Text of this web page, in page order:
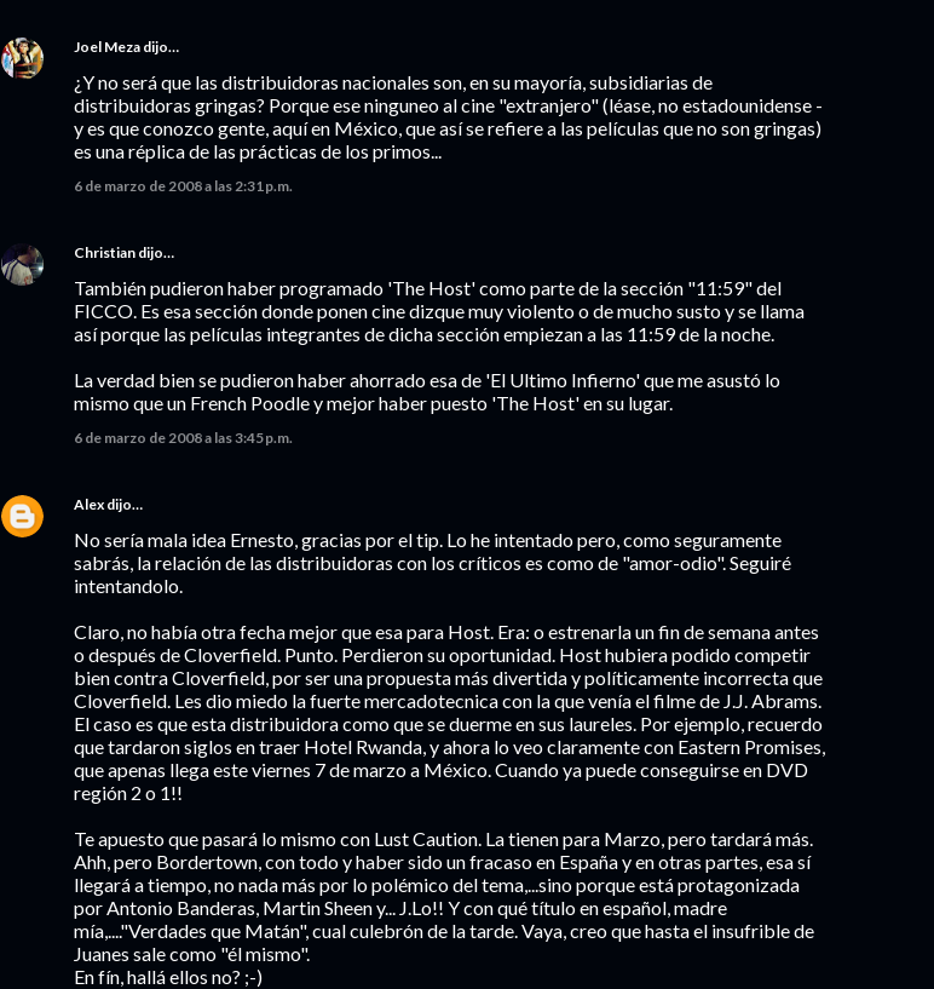
Joel Meza dijo…
¿Y no será que las distribuidoras nacionales son, en su mayoría, subsidiarias de
distribuidoras gringas? Porque ese ninguneo al cine "extranjero" (léase, no estadounidense -
y es que conozco gente, aquí en México, que así se refiere a las películas que no son gringas)
es una réplica de las prácticas de los primos...
6 de marzo de 2008 a las 2:31 p.m.
Christian dijo…
También pudieron haber programado 'The Host' como parte de la sección "11:59" del
FICCO. Es esa sección donde ponen cine dizque muy violento o de mucho susto y se llama
así porque las películas integrantes de dicha sección empiezan a las 11:59 de la noche.
La verdad bien se pudieron haber ahorrado esa de 'El Ultimo Infierno' que me asustó lo
mismo que un French Poodle y mejor haber puesto 'The Host' en su lugar.
6 de marzo de 2008 a las 3:45 p.m.
Alex dijo…
No sería mala idea Ernesto, gracias por el tip. Lo he intentado pero, como seguramente
sabrás, la relación de las distribuidoras con los críticos es como de "amor-odio". Seguiré
intentandolo.
Claro, no había otra fecha mejor que esa para Host. Era: o estrenarla un fin de semana antes
o después de Cloverfield. Punto. Perdieron su oportunidad. Host hubiera podido competir
bien contra Cloverfield, por ser una propuesta más divertida y políticamente incorrecta que
Cloverfield. Les dio miedo la fuerte mercadotecnica con la que venía el filme de J.J. Abrams.
El caso es que esta distribuidora como que se duerme en sus laureles. Por ejemplo, recuerdo
que tardaron siglos en traer Hotel Rwanda, y ahora lo veo claramente con Eastern Promises,
que apenas llega este viernes 7 de marzo a México. Cuando ya puede conseguirse en DVD
región 2 o 1!!
Te apuesto que pasará lo mismo con Lust Caution. La tienen para Marzo, pero tardará más.
Ahh, pero Bordertown, con todo y haber sido un fracaso en España y en otras partes, esa sí
llegará a tiempo, no nada más por lo polémico del tema,...sino porque está protagonizada
por Antonio Banderas, Martin Sheen y... J.Lo!! Y con qué título en español, madre
mía,...."Verdades que Matán", cual culebrón de la tarde. Vaya, creo que hasta el insufrible de
Juanes sale como "él mismo".
En fín, hallá ellos no? ;-)